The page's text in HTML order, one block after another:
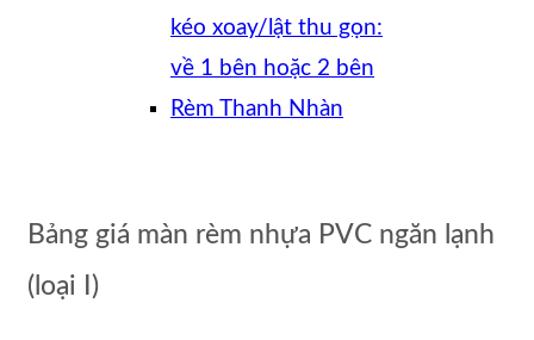
kéo xoay/lật thu gọn:
về 1 bên hoặc 2 bên
Rèm Thanh Nhàn
Bảng giá màn rèm nhựa PVC ngăn lạnh
(loại I)